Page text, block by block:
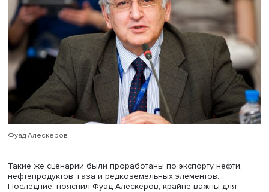
Сотрудники центра на основе реальных данных об
экспорте основных зерновых культур в 2018–2022
подготовили модели динамики мирового
продовольственного рынка при снижении Россией
зерна на 5 или 10% и рассчитали сценарии в странах,
наиболее зависимых от импорта продовольствия.